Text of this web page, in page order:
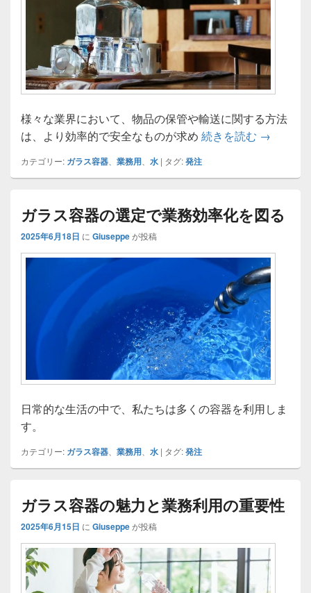
様々な業界において、物品の保管や輸送に関する方法
は、より効率的で安全なものが求め 続きを読む ガラス容
→
カテゴリー: ガラス容器 業務用 水 | タグ:発注
ガラス容器の選定で業務効率化を図る
2025年6月18日 に Giuseppeが投稿
日常的な生活の中で、私たちは多くの容器を利用しま
す。
カテゴリー: ガラス容器 業務用 水 | タグ:発注
ガラス容器の魅力と業務利用の重要性
2025年6月15日 に Giuseppeが投稿